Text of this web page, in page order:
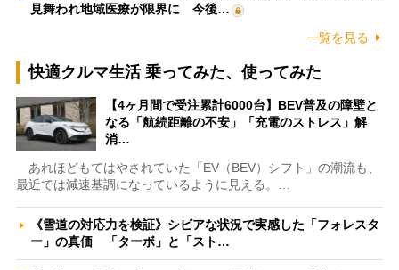
見舞われ地域医療が限界に 今後…
一覧を見る
快適クルマ生活 乗ってみた、使ってみた
【4ヶ月間で受注累計6000台】BEV普及の障壁と
なる「航続距離の不安」「充電のストレス」解
消…
あれほどもてはやされていた「EV（BEV）シフト」の潮流も、
最近では減速基調になっているように見える。…
《雪道の対応力を検証》シビアな状況で実感した「フォレスタ
ー」の真価 「ターボ」と「スト…